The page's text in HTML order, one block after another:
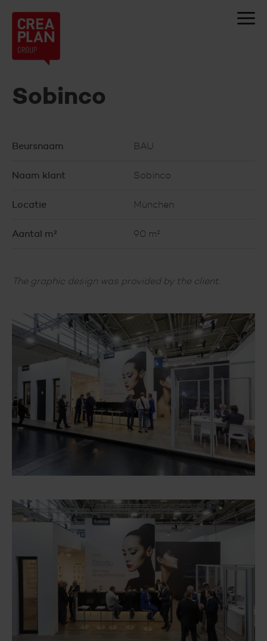
Creaplan
nv
Sobinco
Beursnaam BAU
Naam klant Sobinco
Locatie München
Aantal m² 90 m²
The graphic design was provided by the client.